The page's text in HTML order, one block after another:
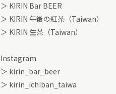
＞ KIRIN Bar BEER
＞ KIRIN 午後の紅茶（Taiwan）
＞ KIRIN 生茶（Taiwan）
Instagram
＞ kirin_bar_beer
＞ kirin_ichiban_taiwa